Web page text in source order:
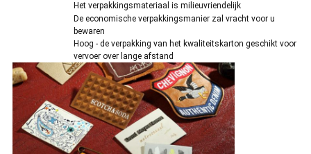
Het verpakkingsmateriaal is milieuvriendelijk
De economische verpakkingsmanier zal vracht voor u
bewaren
Hoog - de verpakking van het kwaliteitskarton geschikt voor
vervoer over lange afstand